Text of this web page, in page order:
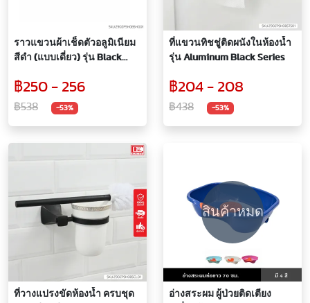
ราวแขวนผ้าเช็ดตัวอลูมิเนียม
สีดำ (แบบเดี่ยว) รุ่น Black
฿250 - 256
฿538 -53%
ที่แขวนทิชชู่ติดผนังในห้องน้ำ
รุ่น Aluminum Black Series
฿204 - 208
฿438 -53%
ที่วางแปรงขัดห้องน้ำ ครบชุด
สินค้าหมด
อ่างสระผม ผู้ป่วยติดเตียง